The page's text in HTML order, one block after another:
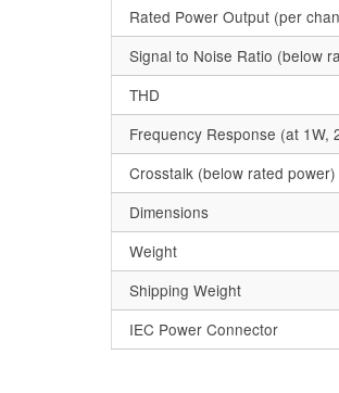
Rated Power Output (per
Signal to Noise Ratio (below
THD
Frequency Response (at 1W,
Crosstalk (below rated
Dimensions
Weight
Shipping Weight
IEC Power Connector